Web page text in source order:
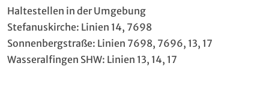
Haltestellen in der Umgebung
Stefanuskirche: Linien 14, 7698
Sonnenbergstraße: Linien 7698, 7696, 13, 17
Wasseralfingen SHW: Linien 13, 14, 17